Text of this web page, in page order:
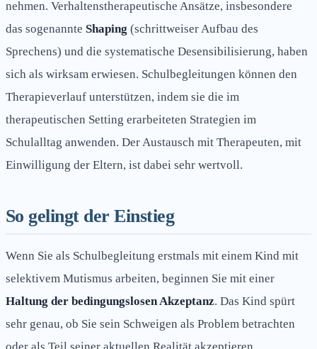
nehmen. Verhaltenstherapeutische Ansätze, insbesondere
das sogenannte Shaping (schrittweiser Aufbau des
Sprechens) und die systematische Desensibilisierung, haben
sich als wirksam erwiesen. Schulbegleitungen können den
Therapieverlauf unterstützen, indem sie die im
therapeutischen Setting erarbeiteten Strategien im
Schulalltag anwenden. Der Austausch mit Therapeuten, mit
Einwilligung der Eltern, ist dabei sehr wertvoll.
So gelingt der Einstieg
Wenn Sie als Schulbegleitung erstmals mit einem Kind mit
selektivem Mutismus arbeiten, beginnen Sie mit einer
Haltung der bedingungslosen Akzeptanz. Das Kind spürt
sehr genau, ob Sie sein Schweigen als Problem betrachten